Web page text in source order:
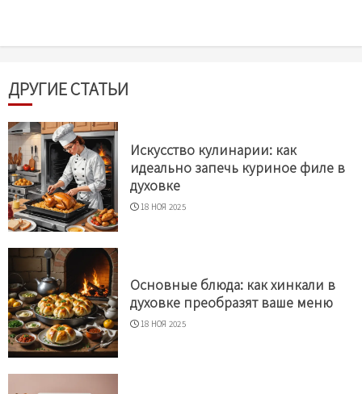
ДРУГИЕ СТАТЬИ
Искусство кулинарии: как
идеально запечь куриное филе в
духовке
18 НОЯ 2025
Основные блюда: как хинкали в
духовке преобразят ваше меню
18 НОЯ 2025